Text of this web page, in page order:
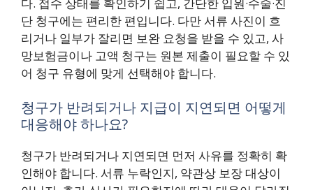
단 청구에는 편리한 편입니다. 다만 서류 사진이 흐
리거나 일부가 잘리면 보완 요청을 받을 수 있고, 사
망보험금이나 고액 청구는 원본 제출이 필요할 수 있
어 청구 유형에 맞게 선택해야 합니다.
청구가 반려되거나 지급이 지연되면 어떻게
대응해야 하나요?
청구가 반려되거나 지연되면 먼저 사유를 정확히 확
인해야 합니다. 서류 누락인지, 약관상 보장 대상이